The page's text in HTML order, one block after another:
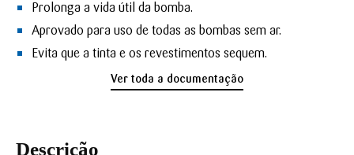
Prolonga a vida útil da bomba.
Aprovado para uso de todas as bombas sem ar.
Evita que a tinta e os revestimentos sequem.
Ver toda a documentação
Descrição